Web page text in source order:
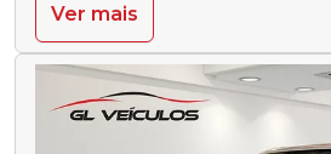
Ver mais